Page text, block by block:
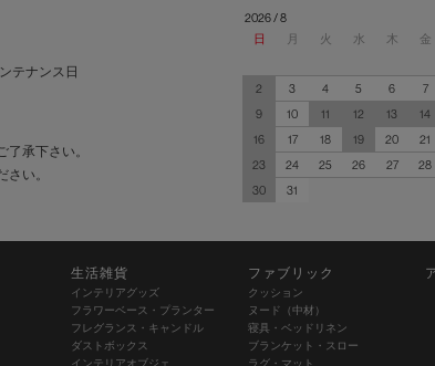
テナンス日
承下さい。
さい。
2026 / 8
日
月 火 水 木 金
2
3 4 5 6 7
9
10 11 12 13 14
16
17 18 19 20 21
23
24 25 26 27 28
30
31
生活雑貨
インテリアグッズ
フラワーベース・プランター
フレグランス・キャンドル
ダストボックス
ファブリック
クッション
ヌード（中材）
寝具・ベッドリネン
ブランケット・スロー